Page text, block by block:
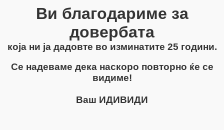
Ви благодариме за
довербата
која ни ја дадовте во изминатите 25 години.
Се надеваме дека наскоро повторно ќе се
видиме!
Ваш ИДИВИДИ